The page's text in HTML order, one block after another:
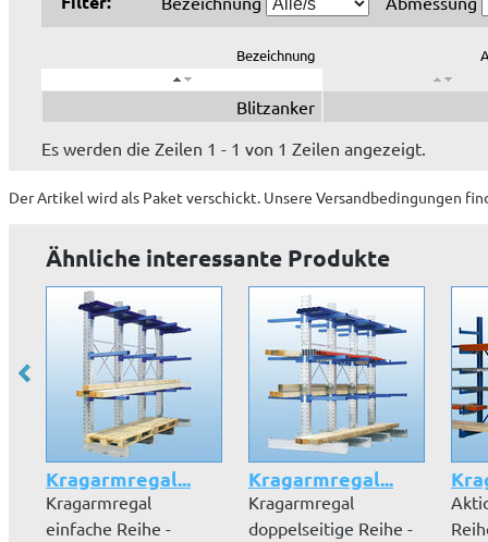
Bezeichnung
Blitzanker
Es werden die Zeilen 1 - 1 von 1 Zeilen angezeigt.
Der Artikel wirdals Paket verschickt. Unsere Versandbedingungen
Ähnliche interessante Produkte
Kragarmregal...
Kragarmregal
einfache Reihe -
Kragarmregal...
Kragarmregal
doppelseitige Reihe -